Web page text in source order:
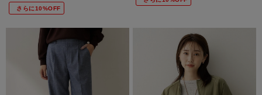
さらに10%OFF